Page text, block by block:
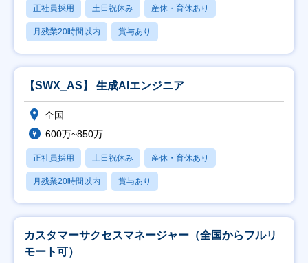
正社員採用 土日祝休み 産休・育休あり
月残業20時間以内 賞与あり
【SWX_AS】 生成AIエンジニア
全国
600万~850万
正社員採用 土日祝休み 産休・育休あり
月残業20時間以内 賞与あり
カスタマーサクセスマネージャー（全国からフルリ
モート可）